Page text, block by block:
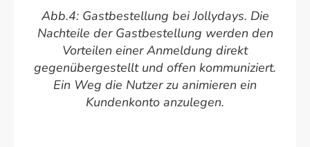
Abb.4: Gastbestellung bei Jollydays. Die
Nachteile der Gastbestellung werden den
Vorteilen einer Anmeldung direkt
gegenübergestellt und offen kommuniziert.
Ein Weg die Nutzer zu animieren ein
Kundenkonto anzulegen.